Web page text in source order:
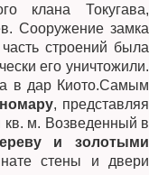
клана Токугава,
Сооружение замка
строений была
его уничтожили.
в дар Киото.Самым
, представляя
кв. м. Возведенный в
и золотыми
стены и двери